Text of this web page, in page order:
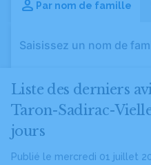
Par nom de famille
Liste des derniers
Taron-Sadirac-
jours
Publié le mercredi 01 juillet